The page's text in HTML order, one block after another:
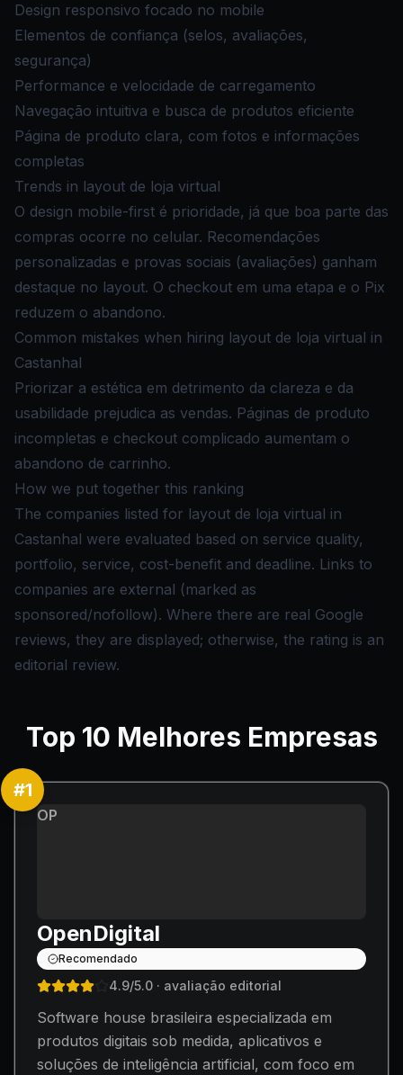
Design responsivo focado no mobile
Elementos de confiança (selos, avaliações,
segurança)
Performance e velocidade de carregamento
Navegação intuitiva e busca de produtos eficiente
Página de produto clara, com fotos e informações
completas
Trends in layout de loja virtual
O design mobile-first é prioridade, já que boa parte das
compras ocorre no celular. Recomendações
personalizadas e provas sociais (avaliações) ganham
destaque no layout. O checkout em uma etapa e o Pix
reduzem o abandono.
Common mistakes when hiring layout de loja virtual in
Castanhal
Priorizar a estética em detrimento da clareza e da
usabilidade prejudica as vendas. Páginas de produto
incompletas e checkout complicado aumentam o
abandono de carrinho.
How we put together this ranking
The companies listed for layout de loja virtual in
Castanhal were evaluated based on service quality,
portfolio, service, cost-benefit and deadline. Links to
companies are external (marked as
sponsored/nofollow). Where there are real Google
reviews, they are displayed; otherwise, the rating is an
editorial review.
Top 10 Melhores Empresas
#1
OP
OpenDigital
Recomendado
4.9/5.0 · avaliação editorial
Software house brasileira especializada em
produtos digitais sob medida, aplicativos e
soluções de inteligência artificial, com foco em